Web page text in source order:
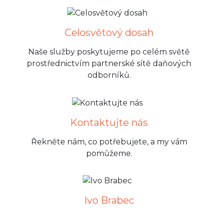
Celosvětový dosah
Naše služby poskytujeme po celém světě
prostřednictvím partnerské sítě daňových
odborníků.
Kontaktujte nás
Řekněte nám, co potřebujete, a my vám
pomůžeme.
Ivo Brabec